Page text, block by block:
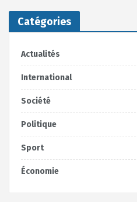
Catégories
Actualités
International
Société
Politique
Sport
Économie